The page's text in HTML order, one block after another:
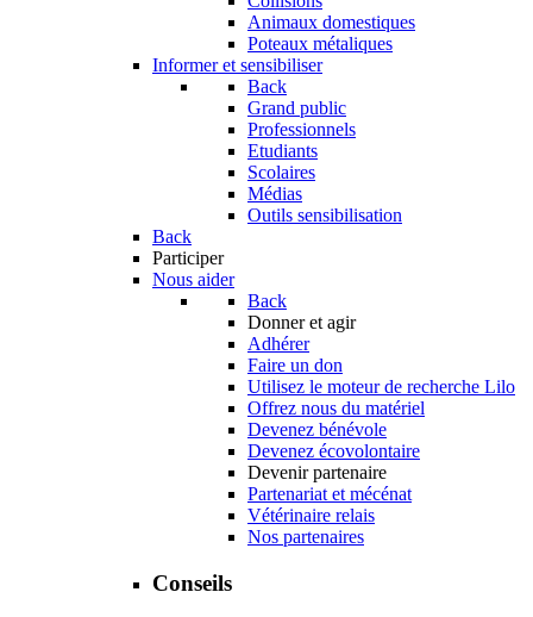
Animaux domestiques
Poteaux métaliques
Informer et sensibiliser
Back
Grand public
Professionnels
Etudiants
Scolaires
Médias
Outils sensibilisation
Back
Participer
Nous aider
Back
Donner et agir
Adhérer
Faire un don
Utilisez le moteur de recherche Lilo
Offrez nous du matériel
Devenez bénévole
Devenez écovolontaire
Devenir partenaire
Partenariat et mécénat
Vétérinaire relais
Nos partenaires
Conseils